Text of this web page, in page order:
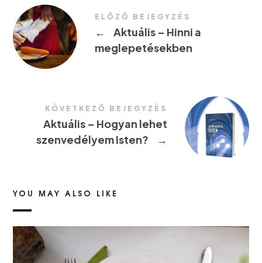
ELŐZŐ BEJEGYZÉS
←
Aktuális – Hinni a
meglepetésekben
KÖVETKEZŐ BEJEGYZÉS
Aktuális – Hogyan lehet
szenvedélyem Isten?
→
YOU MAY ALSO LIKE